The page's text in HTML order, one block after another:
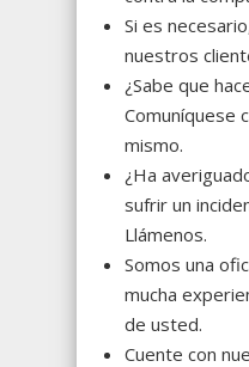
Si es
nuestros
¿Sabe que
Comuníquese
mismo.
¿Ha
sufrir un
Llámenos.
Somos una
mucha
de usted.
Cuente con